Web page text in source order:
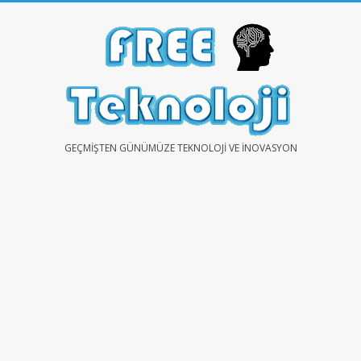
FREEGEÇMIŞTEN GÜNÜMÜZE TEKNOLOJI VE İNOVASYON